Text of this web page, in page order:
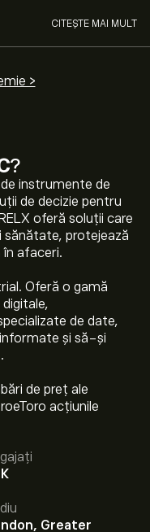
?
instrumente de
de decizie pentru
oferă soluții care
sănătate, protejează
afaceri.
Oferă o gamă
de date,
și să-și
de preț ale
acțiunile
Greater
CITEȘTE MAI MULT
>
30.84‎€‎.
PLC este